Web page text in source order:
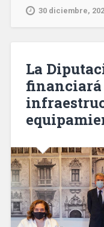
los
30 diciembre,
La
financiará